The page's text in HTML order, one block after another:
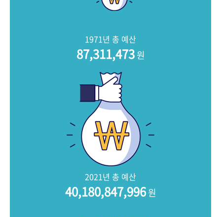
1971년 총 예산
87,311,473원
2021년 총 예산
40,180,847,996원